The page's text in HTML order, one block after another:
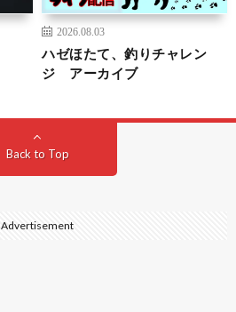
2026.08.03
ハゼほたて、釣りチャレン
ジ アーカイブ
Back to Top
Advertisement